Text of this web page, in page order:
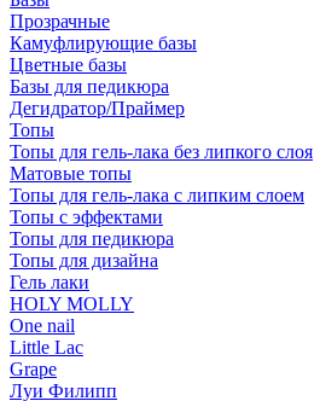
Прозрачные
Камуфлирующие базы
Цветные базы
Базы для педикюра
Дегидратор/Праймер
Топы
Топы для гель-лака без липкого слоя
Матовые топы
Топы для гель-лака с липким слоем
Топы с эффектами
Топы для педикюра
Топы для дизайна
Гель лаки
HOLY MOLLY
One nail
Little Lac
Grape
Луи Филипп